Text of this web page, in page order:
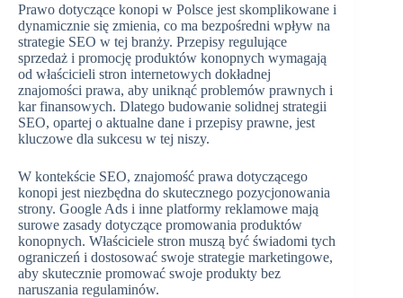
Prawo dotyczące konopi w Polsce jest skomplikowane i
dynamicznie się zmienia, co ma bezpośredni wpływ na
strategie SEO w tej branży. Przepisy regulujące
sprzedaż i promocję produktów konopnych wymagają
od właścicieli stron internetowych dokładnej
znajomości prawa, aby uniknąć problemów prawnych i
kar finansowych. Dlatego budowanie solidnej strategii
SEO, opartej o aktualne dane i przepisy prawne, jest
kluczowe dla sukcesu w tej niszy.
W kontekście SEO, znajomość prawa dotyczącego
konopi jest niezbędna do skutecznego pozycjonowania
strony. Google Ads i inne platformy reklamowe mają
surowe zasady dotyczące promowania produktów
konopnych. Właściciele stron muszą być świadomi tych
ograniczeń i dostosować swoje strategie marketingowe,
aby skutecznie promować swoje produkty bez
naruszania regulaminów.